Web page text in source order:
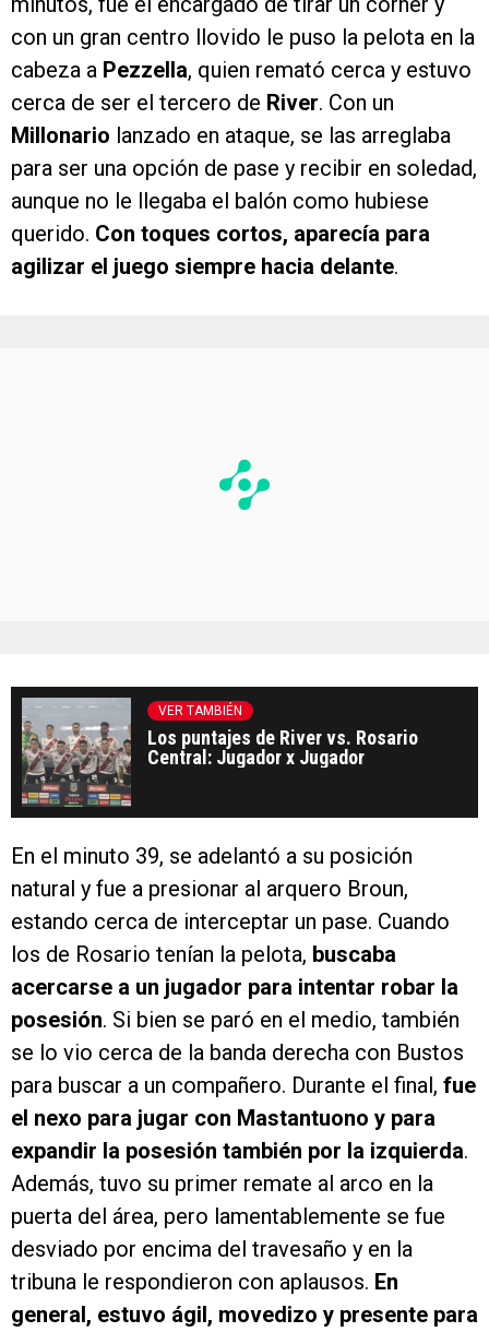
con un gran centro llovido le puso la pelota en la
cabeza a Pezzella, quien remató cerca y estuvo
cerca de ser el tercero de River. Con un
Millonario lanzado en ataque, se las arreglaba
para ser una opción de pase y recibir en soledad,
aunque no le llegaba el balón como hubiese
querido. Con toques cortos, aparecía para
agilizar el juego siempre hacia delante.
VER TAMBIÉN
Los puntajes de River vs. Rosario
Central: Jugador x Jugador
En el minuto 39, se adelantó a su posición
natural y fue a presionar al arquero Broun,
estando cerca de interceptar un pase. Cuando
los de Rosario tenían la pelota, buscaba
acercarse a un jugador para intentar robar la
posesión. Si bien se paró en el medio, también
se lo vio cerca de la banda derecha con Bustos
para buscar a un compañero. Durante el final, fue
el nexo para jugar con Mastantuono y para
expandir la posesión también por la izquierda.
Además, tuvo su primer remate al arco en la
puerta del área, pero lamentablemente se fue
desviado por encima del travesaño y en la
tribuna le respondieron con aplausos. En
general, estuvo ágil, movedizo y presente para